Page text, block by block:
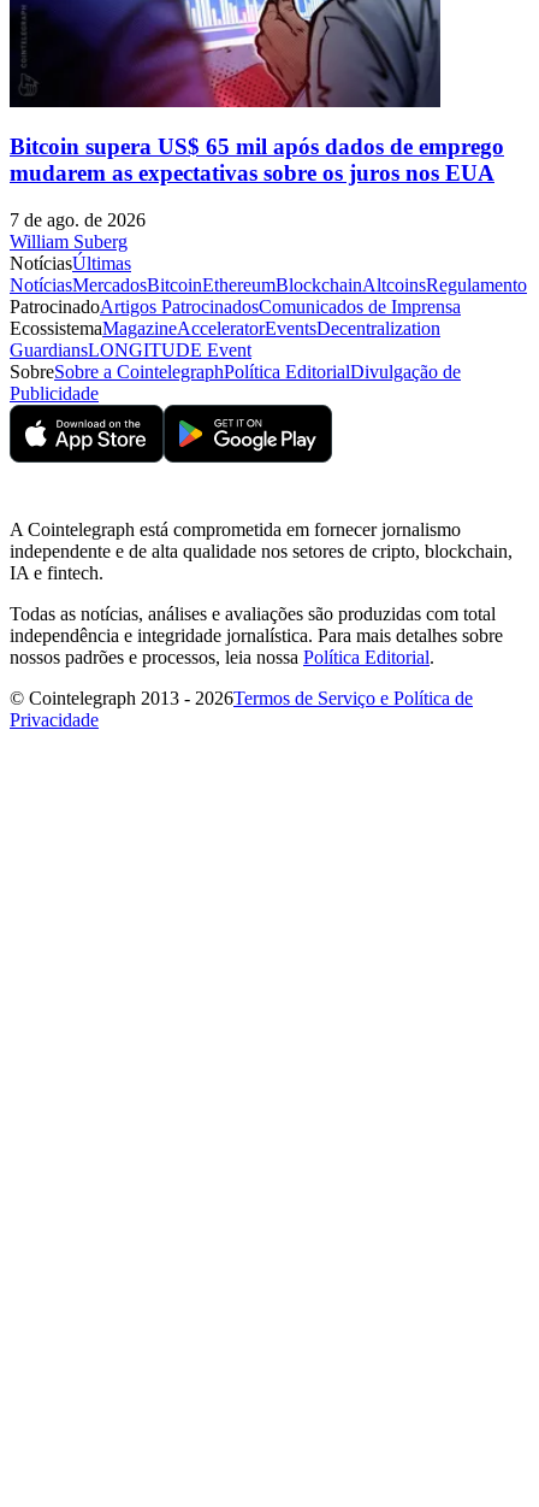
Bitcoin supera US$ 65 mil após dados de emprego
mudarem as expectativas sobre os juros nos EUA
7 de ago. de 2026
William Suberg
NotíciasÚltimas
NotíciasMercadosBitcoinEthereumBlockchainAltcoinsRegulamento
PatrocinadoArtigos PatrocinadosComunicados de Imprensa
EcossistemaMagazineAcceleratorEventsDecentralization
GuardiansLONGITUDE Event
SobreSobre a CointelegraphPolítica EditorialDivulgação de
Publicidade
A Cointelegraph está comprometida em fornecer jornalismo
independente e de alta qualidade nos setores de cripto, blockchain,
IA e fintech.
Todas as notícias, análises e avaliações são produzidas com total
independência e integridade jornalística. Para mais detalhes sobre
nossos padrões e processos, leia nossa Política Editorial.
© Cointelegraph 2013 - 2026Termos de Serviço e Política de
Privacidade